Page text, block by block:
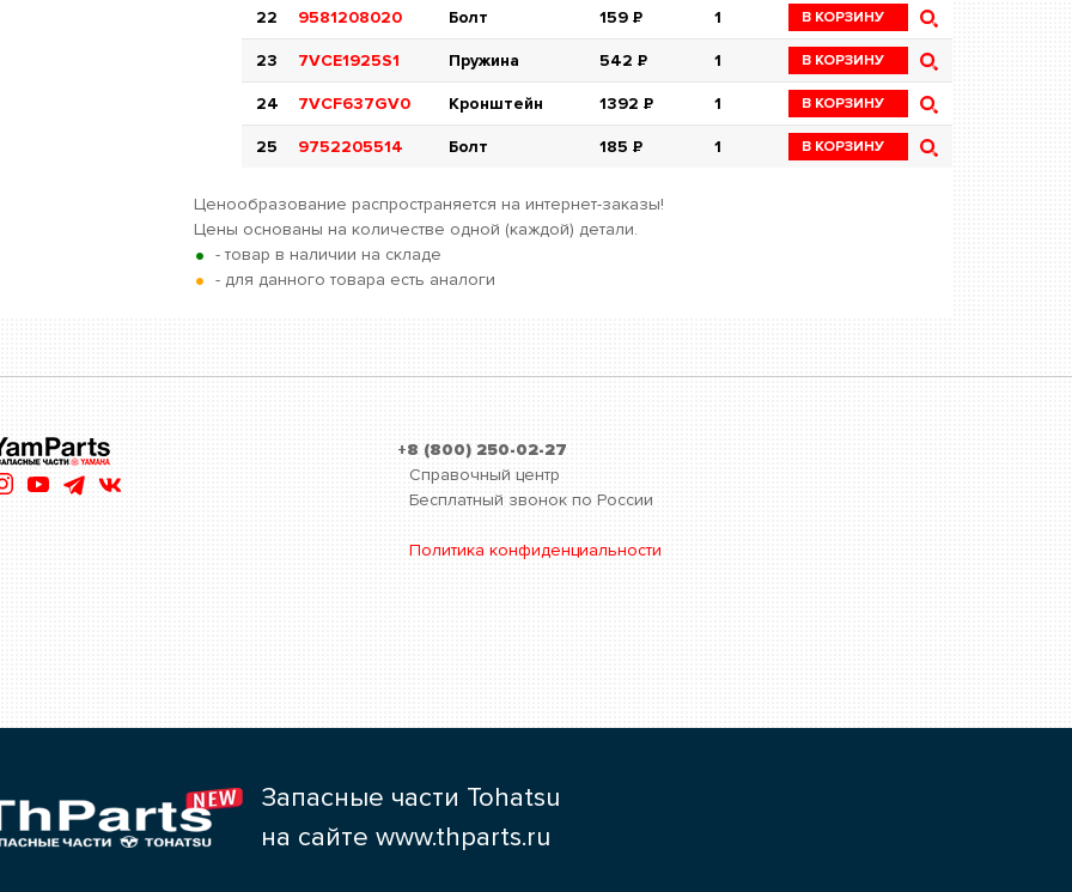
22 9581208020 Болт 159 Р 1 В КОРЗИНУ
23 7VCE1925S1 Пружина 542 Р 1 В КОРЗИНУ
24 7VCF637GV0 Кронштейн 1392 Р 1 В КОРЗИНУ
25 9752205514 Болт 185 Р 1 В КОРЗИНУ
Ценообразование распространяется на интернет-заказы!
Цены основаны на количестве одной (каждой) детали.
• - товар в наличии на складе
• - для данного товара есть аналоги
+8 (800) 250-02-27
Справочный центр
Бесплатный звонок по России
Политика конфиденциальности
Запасные части Tohatsu
на сайте www.thparts.ru